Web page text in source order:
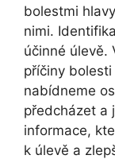
bolestmi
nimi.
účinné úlevě.
příčiny
nabídneme
předcházet a
informace,
k úlevě a